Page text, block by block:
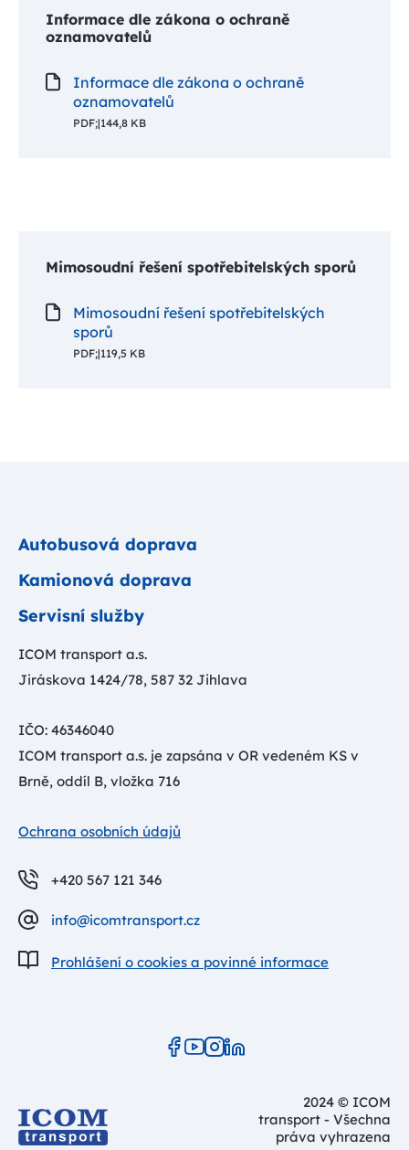
Informace dle zákona o ochraně
oznamovatelů
Informace dle zákona o ochraně
oznamovatelů
PDF;|144,8 KB
Mimosoudní řešení spotřebitelských sporů
Mimosoudní řešení spotřebitelských
sporů
PDF;|119,5 KB
Autobusová doprava
Kamionová doprava
Servisní služby
ICOM transport a.s.
Jiráskova 1424/78, 587 32 Jihlava
IČO: 46346040
ICOM transport a.s. je zapsána v OR vedeném KS v
Brně, oddíl B, vložka 716
Ochrana osobních údajů
+420 567 121 346
info@icomtransport.cz
Prohlášení o cookies a povinné informace
2024 © ICOM
transport - Všechna
práva vyhrazena